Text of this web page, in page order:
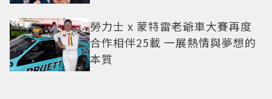
勞力士 x 蒙特雷老爺車大賽再度
合作相伴25載 一展熱情與夢想的
本質